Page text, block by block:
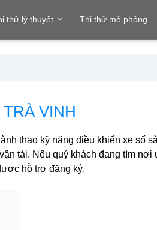
thử lý thuyết Thi thử mô phỏng
VINH
thạo kỹ năng điều khiển xe số
tải. Nếu quý khách đang tìm nơi
hỗ trợ đăng ký.